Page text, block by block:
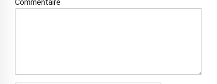
Commentaire